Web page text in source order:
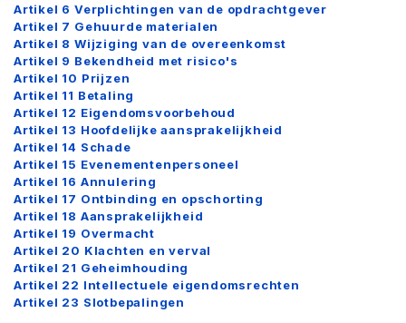
Artikel 6 Verplichtingen van de opdrachtgever
Artikel 7 Gehuurde materialen
Artikel 8 Wijziging van de overeenkomst
Artikel 9 Bekendheid met risico's
Artikel 10 Prijzen
Artikel 11 Betaling
Artikel 12 Eigendomsvoorbehoud
Artikel 13 Hoofdelijke aansprakelijkheid
Artikel 14 Schade
Artikel 15 Evenementenpersoneel
Artikel 16 Annulering
Artikel 17 Ontbinding en opschorting
Artikel 18 Aansprakelijkheid
Artikel 19 Overmacht
Artikel 20 Klachten en verval
Artikel 21 Geheimhouding
Artikel 22 Intellectuele eigendomsrechten
Artikel 23 Slotbepalingen